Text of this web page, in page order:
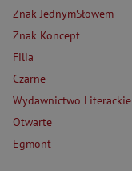
Znak JednymSłowem
Znak Koncept
Filia
Czarne
Wydawnictwo Literackie
Otwarte
Egmont